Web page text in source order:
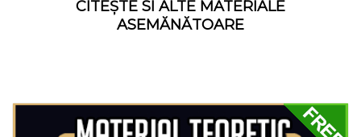
CITEȘTE SI ALTE MATERIALE
ASEMĂNĂTOARE